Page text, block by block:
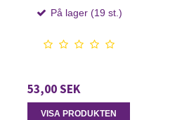
På lager (19 st.)
53,00 SEK
VISA PRODUKTEN